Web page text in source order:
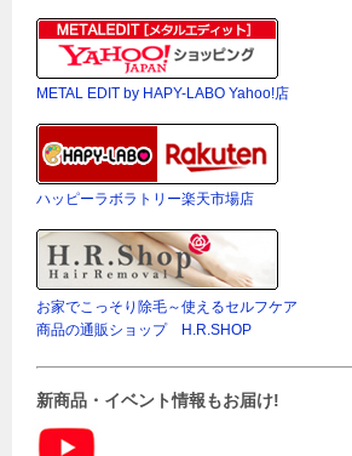
METAL EDIT by HAPY-LABO Yahoo!店
ハッピーラボラトリー楽天市場店
お家でこっそり除毛～使えるセルフケア
商品の通販ショップ H.R.SHOP
新商品・イベント情報もお届け!